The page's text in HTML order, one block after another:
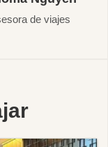
de viajes